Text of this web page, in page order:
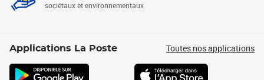
sociétaux et environnementaux
Applications La Poste Toutes nos applications